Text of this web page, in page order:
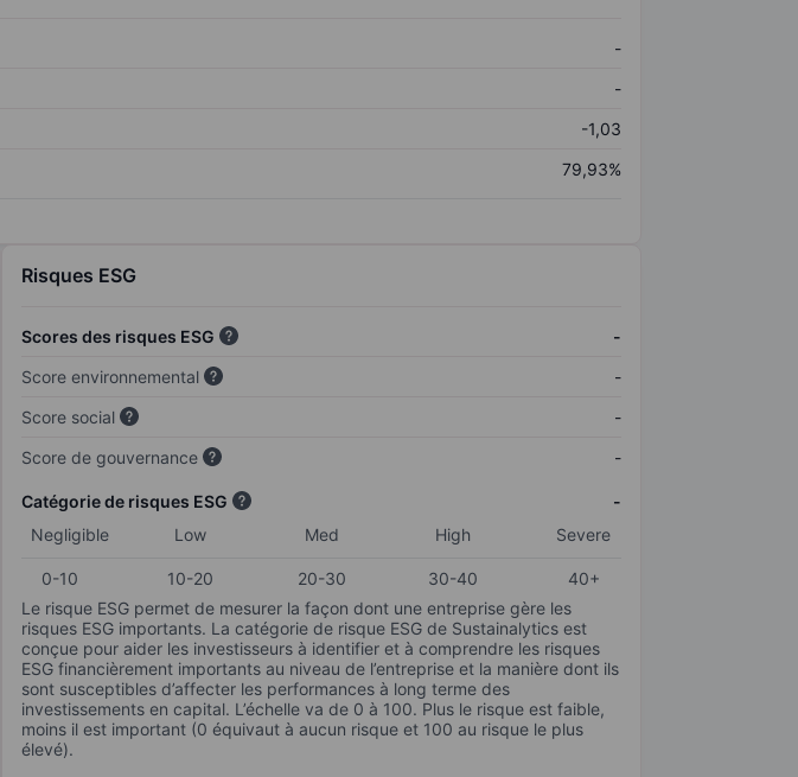
-
-
-1,03
79,93%
Risques ESG
Scores des risques ESG
-
Score environnemental
-
Score social
-
Score de gouvernance
-
Catégorie de risques ESG
-
Negligible
Low Med High Severe
0-10 10-20 20-30 30-40
40+
Le risque ESG permet de mesurer la façon dont une entreprise gère les
risques ESG importants. La catégorie de risque ESG de Sustainalytics est
conçue pour aider les investisseurs à identifier et à comprendre les risques
ESG financièrement importants au niveau de l’entreprise et la manière dont ils
sont susceptibles d’affecter les performances à long terme des
investissements en capital. L’échelle va de 0 à 100. Plus le risque est faible,
moins il est important (0 équivaut à aucun risque et 100 au risque le plus
élevé).